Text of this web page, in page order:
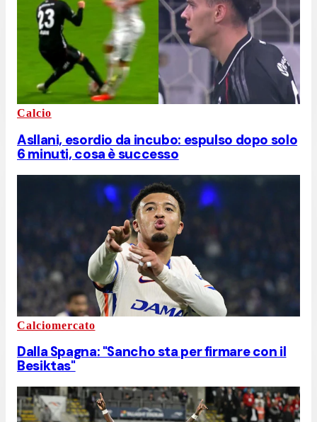
Calcio
Asllani, esordio da incubo: espulso dopo solo
6 minuti, cosa è successo
Calciomercato
Dalla Spagna: "Sancho sta per firmare con il
Besiktas"